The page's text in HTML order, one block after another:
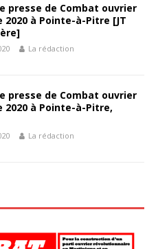
presse de Combat ouvrier
2020 à Pointe-à-Pitre [JT
La rédaction
presse de Combat ouvrier
2020 à Pointe-à-Pitre,
La rédaction